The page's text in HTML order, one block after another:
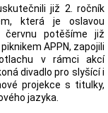
již 2. ročník
která je oslavou
červnu potěšíme již
APPN, zapojili
v rámci akcí
divadlo pro slyšící i
projekce s titulky,
jazyka.